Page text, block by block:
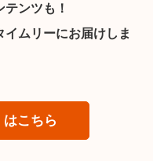
ンツも！
ムリーにお届けしま
こちら